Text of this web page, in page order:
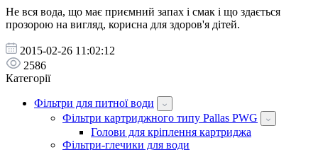
Не вся вода, що має приємний запах і смак і що здається
прозорою на вигляд, корисна для здоров'я дітей.
2015-02-26 11:02:12
2586
Категорії
Фільтри для питної води
Фільтри картриджного типу Pallas PWG
Голови для кріплення картриджа
Фільтри-глечики для води